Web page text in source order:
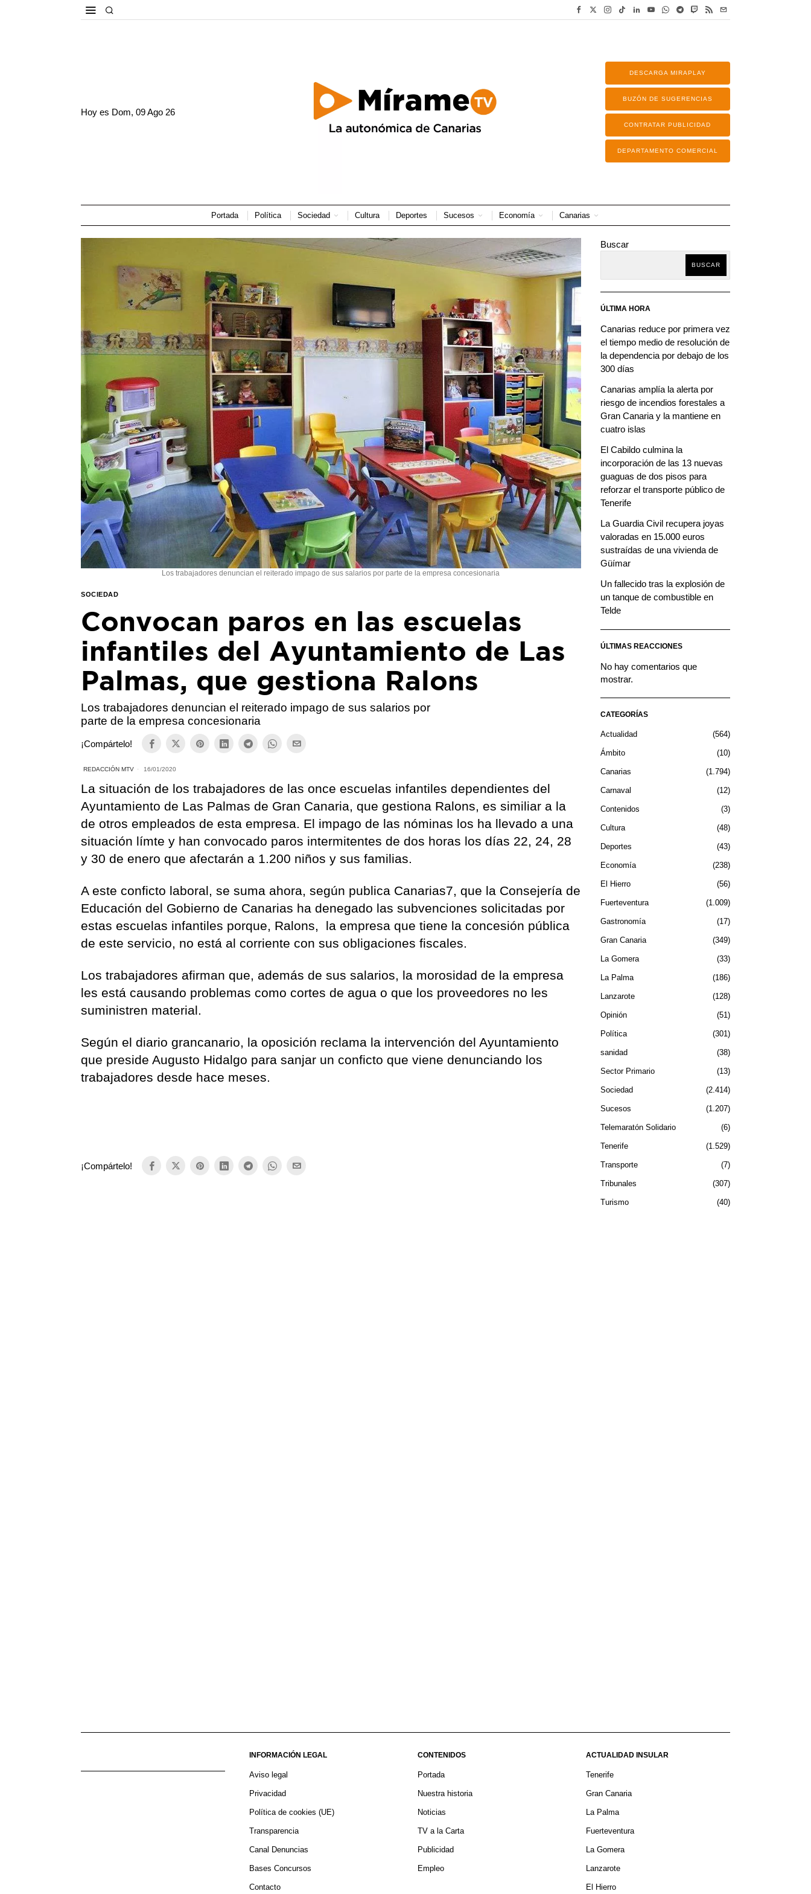
Hoy es Dom, 09 Ago 26
DESCARGA MIRAPLAY
BUZÓN DE SUGERENCIAS
CONTRATAR PUBLICIDAD
DEPARTAMENTO COMERCIAL
Portada Política Sociedad Cultura Deportes Sucesos Economía Canarias
Los trabajadores denuncian el reiterado impago de sus salarios por parte de la empresa concesionaria
SOCIEDAD
Convocan paros en las escuelas
infantiles del Ayuntamiento de Las
Palmas, que gestiona Ralons
Los trabajadores denuncian el reiterado impago de sus salarios por
parte de la empresa concesionaria
¡Compártelo!
REDACCIÓN MTV 16/01/2020
La situación de los trabajadores de las once escuelas infantiles dependientes del
Ayuntamiento de Las Palmas de Gran Canaria, que gestiona Ralons, es similiar a la
de otros empleados de esta empresa. El impago de las nóminas los ha llevado a una
situación límte y han convocado paros intermitentes de dos horas los días 22, 24, 28
y 30 de enero que afectarán a 1.200 niños y sus familias.
A este conficto laboral, se suma ahora, según publica Canarias7, que la Consejería de
Educación del Gobierno de Canarias ha denegado las subvenciones solicitadas por
estas escuelas infantiles porque, Ralons, la empresa que tiene la concesión pública
de este servicio, no está al corriente con sus obligaciones fiscales.
Los trabajadores afirman que, además de sus salarios, la morosidad de la empresa
les está causando problemas como cortes de agua o que los proveedores no les
suministren material.
Según el diario grancanario, la oposición reclama la intervención del Ayuntamiento
que preside Augusto Hidalgo para sanjar un conficto que viene denunciando los
trabajadores desde hace meses.
¡Compártelo!
Buscar
BUSCAR
ÚLTIMA HORA
Canarias reduce por primera vez
el tiempo medio de resolución de
la dependencia por debajo de los
300 días
Canarias amplía la alerta por
riesgo de incendios forestales a
Gran Canaria y la mantiene en
cuatro islas
El Cabildo culmina la
incorporación de las 13 nuevas
guaguas de dos pisos para
reforzar el transporte público de
Tenerife
La Guardia Civil recupera joyas
valoradas en 15.000 euros
sustraídas de una vivienda de
Güímar
Un fallecido tras la explosión de
un tanque de combustible en
Telde
ÚLTIMAS REACCIONES
No hay comentarios que
mostrar.
CATEGORÍAS
Actualidad 564
Ámbito 10
Canarias 1.794
Carnaval 12
Contenidos 3
Cultura 48
Deportes 43
Economía 238
El Hierro 56
Fuerteventura 1.009
Gastronomía 17
Gran Canaria 349
La Gomera 33
La Palma 186
Lanzarote 128
Opinión 51
Política 301
sanidad 38
Sector Primario 13
Sociedad 2.414
Sucesos 1.207
Telemaratón Solidario 6
Tenerife 1.529
Transporte 7
Tribunales 307
Turismo 40
INFORMACIÓN LEGAL
Aviso legal
Privacidad
Política de cookies (UE)
Transparencia
Canal Denuncias
Bases Concursos
Contacto
CONTENIDOS
Portada
Nuestra historia
Noticias
TV a la Carta
Publicidad
Empleo
ACTUALIDAD INSULAR
Tenerife
Gran Canaria
La Palma
Fuerteventura
La Gomera
Lanzarote
El Hierro